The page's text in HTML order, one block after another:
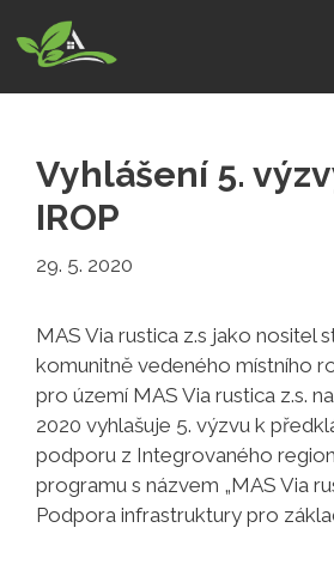
na
obsah
Vyhlášení 5.
IROP
29. 5. 2020
MAS Via rustica z.s jako nositel
komunitně vedeného místního
pro území MAS Via rustica z.s.
2020 vyhlašuje 5. výzvu k
podporu z Integrovaného
programu s názvem „MAS Via
Podpora infrastruktury pro